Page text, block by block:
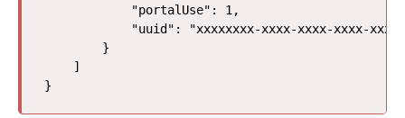
            "portalUse": 1,
"uuid": "xxxxxxxx-xxxx-xxxx-xxxx-
        }
    ]